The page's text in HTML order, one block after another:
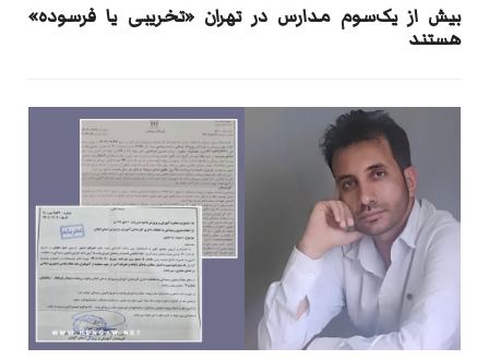
بیش از یک‌سوم مدارس در تهران «تخریبی یا فرسوده»
هستند